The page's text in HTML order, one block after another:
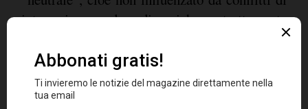
interessi o da dinamiche strettamente
settoriali. Grazie a questo l’informazione che
viene restituita è un profilo oggettivo
dell’azienda come pagatore di transazioni
commerciali B2B.